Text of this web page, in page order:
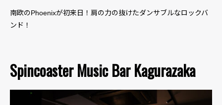
南欧のPhoenixが初来日！肩の力の抜けたダンサブルなロックバ
ンド！
Spincoaster Music Bar Kagurazaka